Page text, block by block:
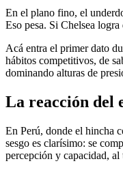
En el plano fino, el
Eso pesa. Si Chelsea
Acá entra el primer dato
hábitos competitivos, de
dominando alturas de
La reacción del
En Perú, donde el hincha
sesgo es clarísimo: se
percepción y capacidad, al